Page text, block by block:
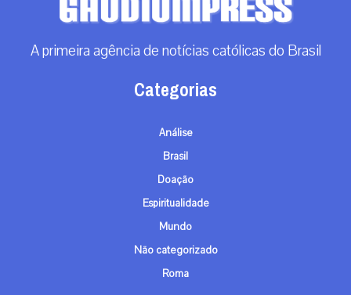
A primeira agência de notícias católicas do Brasil
Categorias
Análise
Brasil
Doação
Espiritualidade
Mundo
Não categorizado
Roma